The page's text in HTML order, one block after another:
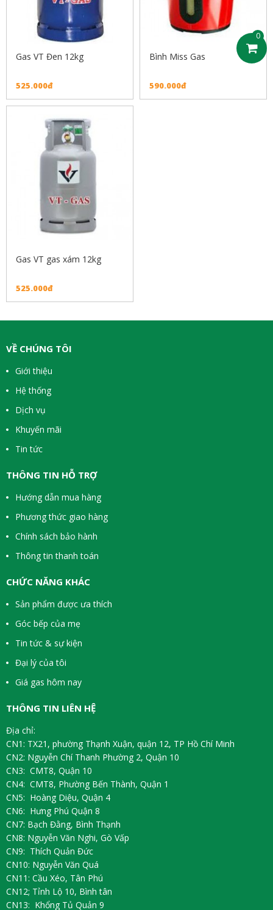
0
Gas VT Đen 12kg
525.000đ
Bình Miss Gas
590.000đ
Gas VT gas xám 12kg
525.000đ
VỀ CHÚNG TÔI
Giới thiệu
Hệ thống
Dịch vụ
Khuyến mãi
Tin tức
THÔNG TIN HỖ TRỢ
Hướng dẫn mua hàng
Phương thức giao hàng
Chính sách bảo hành
Thông tin thanh toán
CHỨC NĂNG KHÁC
Sản phẩm được ưa thích
Góc bếp của mẹ
Tin tức & sự kiện
Đại lý của tôi
Giá gas hôm nay
THÔNG TIN LIÊN HỆ
Địa chỉ:
CN1: TX21, phường Thạnh Xuận, quận 12, TP Hồ Chí Minh
CN2: Nguyễn Chí Thanh Phường 2, Quận 10
CN3: CMT8, Quận 10
CN4: CMT8, Phường Bến Thành, Quận 1
CN5: Hoàng Diệu, Quận 4
CN6: Hưng Phú Quận 8
CN7: Bạch Đằng, Bình Thạnh
CN8: Nguyễn Văn Nghi, Gò Vấp
CN9: Thích Quản Đức
CN10: Nguyễn Văn Quá
CN11: Cầu Xéo, Tân Phú
CN12; Tỉnh Lộ 10, Bình tân
CN13: Khổng Tủ Quản 9